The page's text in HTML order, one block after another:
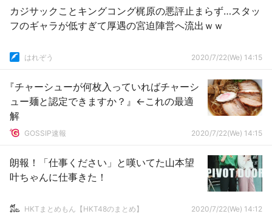
カジサックことキングコング梶原の悪評止まらず…スタッ
フのギャラが低すぎて厚遇の宮迫陣営へ流出ｗｗ
はれぞう 2020/7/22(We) 14:15
『チャーシューが何枚入っていればチャーシ
ュー麺と認定できますか？』←これの最適
解
GOSSIP速報 2020/7/22(We) 14:15
朗報！「仕事ください」と嘆いてた山本望
叶ちゃんに仕事きた！
HKTまとめもん【HKT48のまとめ】 2020/7/22(We) 14:12